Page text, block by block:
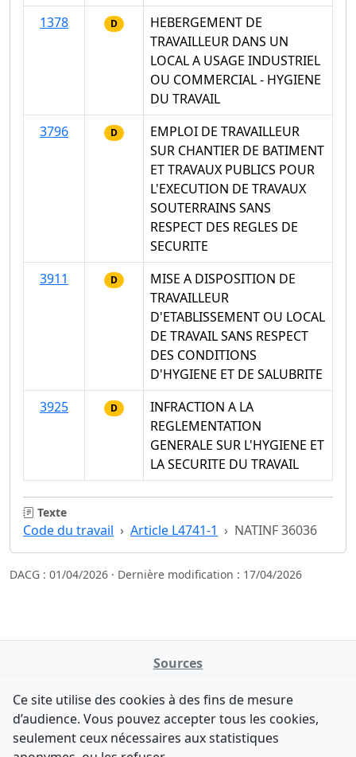
1378
D
HEBERGEMENT DE
TRAVAILLEUR DANS UN
LOCAL A USAGE INDUSTRIEL
OU COMMERCIAL - HYGIENE
DU TRAVAIL
3796
D
EMPLOI DE TRAVAILLEUR
SUR CHANTIER DE BATIMENT
ET TRAVAUX PUBLICS POUR
L'EXECUTION DE TRAVAUX
SOUTERRAINS SANS
RESPECT DES REGLES DE
SECURITE
3911
D
MISE A DISPOSITION DE
TRAVAILLEUR
D'ETABLISSEMENT OU LOCAL
DE TRAVAIL SANS RESPECT
DES CONDITIONS
D'HYGIENE ET DE SALUBRITE
3925
D
INFRACTION A LA
REGLEMENTATION
GENERALE SUR L'HYGIENE ET
LA SECURITE DU TRAVAIL
Texte
Code du travail Article L4741-1 NATINF 36036
DACG : 01/04/2026 · Dernière modification : 17/04/2026
Sources
data.gouv.fr
Legifrance - API
Comment avez-vous découvert NATINFo ?
Ce site utilise des cookies à des fins de mesure
d’audience. Vous pouvez accepter tous les cookies,
seulement ceux nécessaires aux statistiques